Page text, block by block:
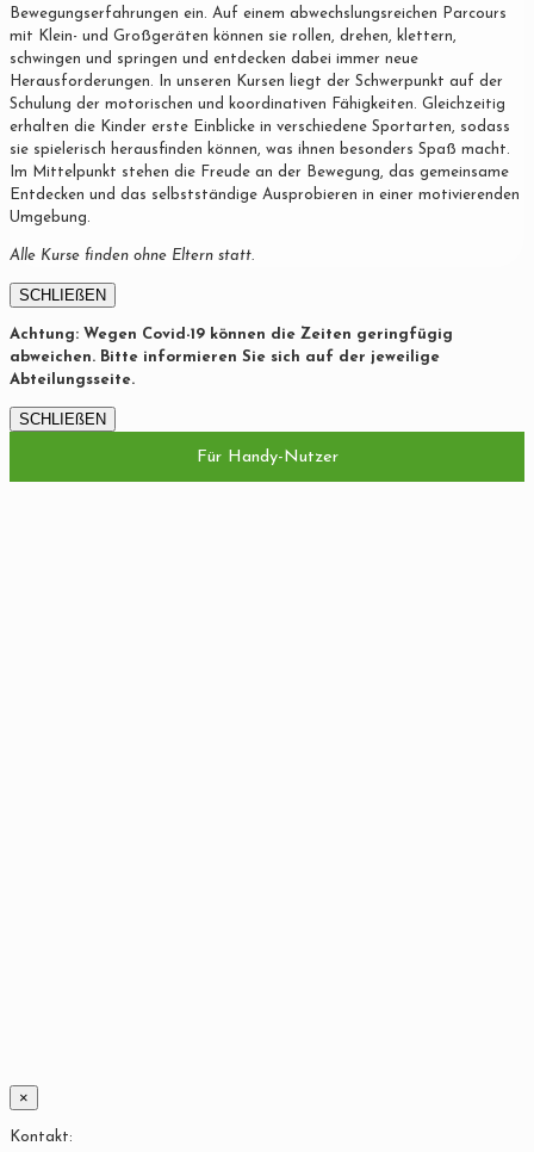
Bewegungserfahrungen ein. Auf einem abwechslungsreichen Parcours
mit Klein- und Großgeräten können sie rollen, drehen, klettern,
schwingen und springen und entdecken dabei immer neue
Herausforderungen. In unseren Kursen liegt der Schwerpunkt auf der
Schulung der motorischen und koordinativen Fähigkeiten. Gleichzeitig
erhalten die Kinder erste Einblicke in verschiedene Sportarten, sodass
sie spielerisch herausfinden können, was ihnen besonders Spaß macht.
Im Mittelpunkt stehen die Freude an der Bewegung, das gemeinsame
Entdecken und das selbstständige Ausprobieren in einer motivierenden
Umgebung.
Alle Kurse finden ohne Eltern statt.
SCHLIEßEN
Achtung: Wegen Covid-19 können die Zeiten geringfügig
abweichen. Bitte informieren Sie sich auf der jeweilige
Abteilungsseite.
SCHLIEßEN
Für Handy-Nutzer
×
Kontakt: